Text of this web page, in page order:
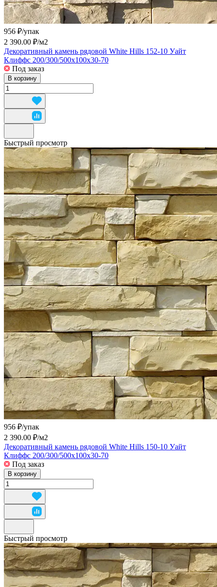
956 ₽/упак
2 390.00 ₽/м2
Декоративный камень рядовой White Hills 152-10 Уайт
Клиффс 200/300/500x100x30-70
Под заказ
В корзину
Быстрый просмотр
956 ₽/упак
2 390.00 ₽/м2
Декоративный камень рядовой White Hills 150-10 Уайт
Клиффс 200/300/500x100x30-70
Под заказ
В корзину
Быстрый просмотр